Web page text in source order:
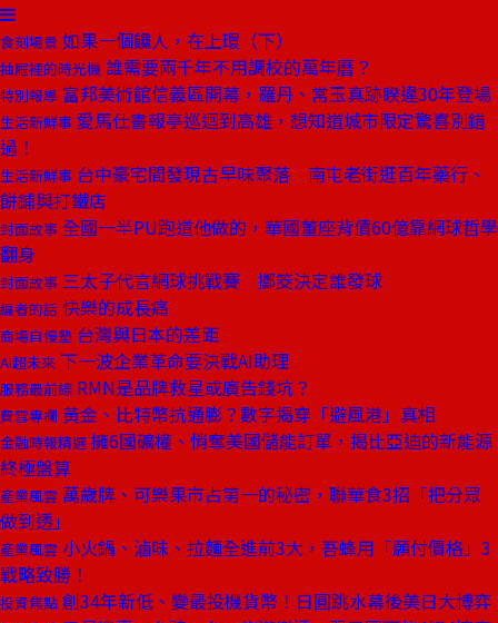
食刻場景 如果一個饞人，在上環（下）
抽屜裡的時光機 誰需要兩千年不用調校的萬年曆？
特別報導 富邦美術館信義區開幕，羅丹、常玉真跡睽違30年登場
生活新鮮事 愛馬仕書報亭巡迴到高雄，想知道城市限定驚喜別錯
過！
生活新鮮事 台中豪宅間發現古早味聚落 南屯老街逛百年藥行、
餅鋪與打鐵店
封面故事 全國一半PU跑道他做的，華國董座背債60億靠網球哲學
翻身
封面故事 三太子代言網球挑戰賽 擲筊決定誰發球
編者的話 快樂的成長痛
商場自慢塾 台灣與日本的差距
AI超未來 下一波企業革命要決戰AI助理
服務最前線 RMN是品牌救星或廣告錢坑？
費雪專欄 黃金、比特幣抗通膨？數字揭穿「避風港」真相
金融時報精選 擁6國礦權、悄奪美國儲能訂單，揭比亞迪的新能源
終極盤算
產業風雲 萬歲牌、可樂果市占第一的秘密，聯華食3招「把分眾
做到透」
產業風雲 小火鍋、滷味、拉麵全進前3大，吾蜂用「願付價格」3
戰略致勝！
投資焦點 創34年新低、變最投機貨幣！日圓跳水幕後美日大博弈